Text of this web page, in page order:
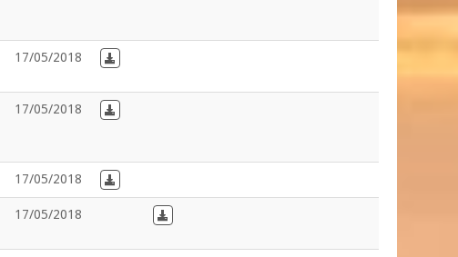
17/05/2018 Download in French
17/05/2018 Download in French
17/05/2018 Download in French
17/05/2018 Download in Dutch